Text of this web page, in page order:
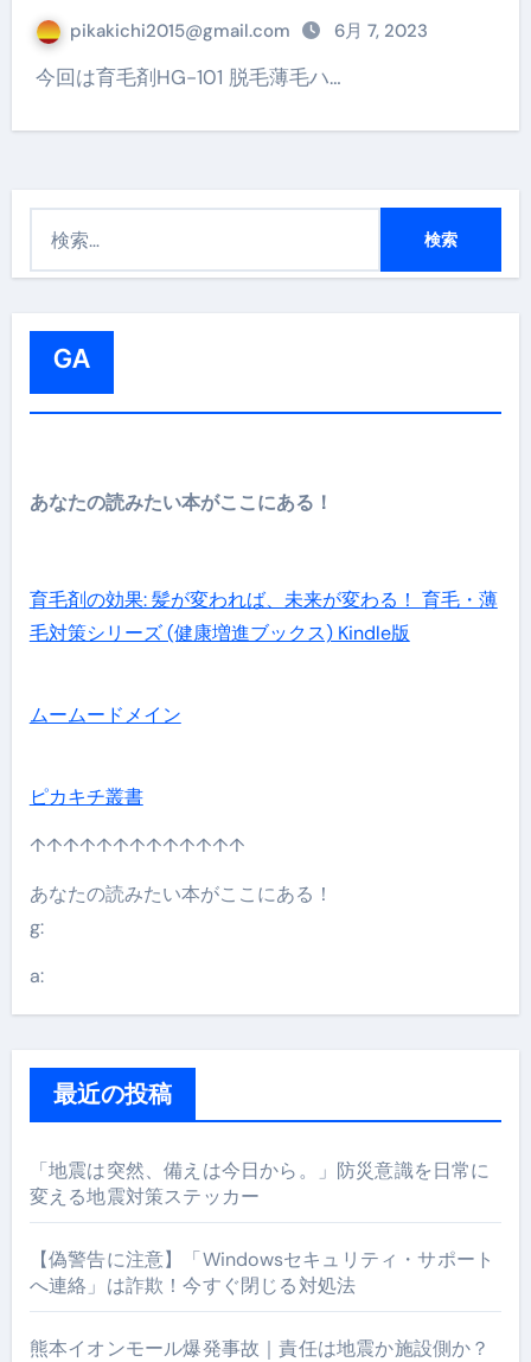
pikakichi2015@gmail.com 6月 7, 2023
今回は育毛剤HG-101 脱毛薄毛ハ…
GA
あなたの読みたい本がここにある！
育毛剤の効果: 髪が変われば、未来が変わる！ 育毛・薄
毛対策シリーズ (健康増進ブックス) Kindle版
ムームードメイン
ピカキチ叢書
↑↑↑↑↑↑↑↑↑↑↑↑↑
あなたの読みたい本がここにある！
g:
a:
最近の投稿
「地震は突然、備えは今日から。」防災意識を日常に
変える地震対策ステッカー
【偽警告に注意】「Windowsセキュリティ・サポート
へ連絡」は詐欺！今すぐ閉じる対処法
熊本イオンモール爆発事故｜責任は地震か施設側か？